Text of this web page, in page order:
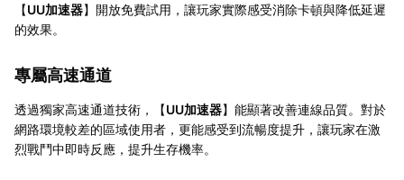
【UU加速器】開放免費試用，讓玩家實際感受消除卡頓與降低延遲
的效果。
專屬高速通道
透過獨家高速通道技術，【UU加速器】能顯著改善連線品質。對於
網路環境較差的區域使用者，更能感受到流暢度提升，讓玩家在激
烈戰鬥中即時反應，提升生存機率。